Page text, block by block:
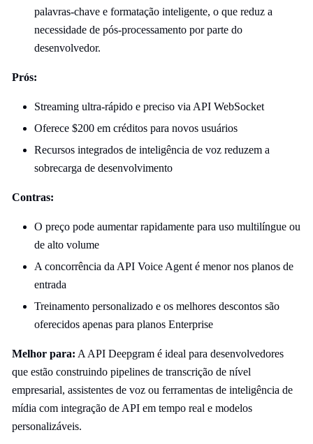
palavras-chave e formatação inteligente, o que reduz a
necessidade de pós-processamento por parte do
desenvolvedor.
Prós:
Streaming ultra-rápido e preciso via API WebSocket
Oferece $200 em créditos para novos usuários
Recursos integrados de inteligência de voz reduzem a
sobrecarga de desenvolvimento
Contras:
O preço pode aumentar rapidamente para uso multilíngue ou
de alto volume
A concorrência da API Voice Agent é menor nos planos de
entrada
Treinamento personalizado e os melhores descontos são
oferecidos apenas para planos Enterprise
Melhor para: A API Deepgram é ideal para desenvolvedores
que estão construindo pipelines de transcrição de nível
empresarial, assistentes de voz ou ferramentas de inteligência de
mídia com integração de API em tempo real e modelos
personalizáveis.